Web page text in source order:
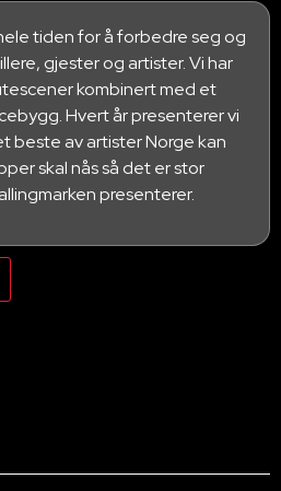
tiden for å forbedre seg og
gjester og artister. Vi har
kombinert med et
Hvert år presenterer vi
beste av artister Norge kan
skal nås så det er stor
presenterer.